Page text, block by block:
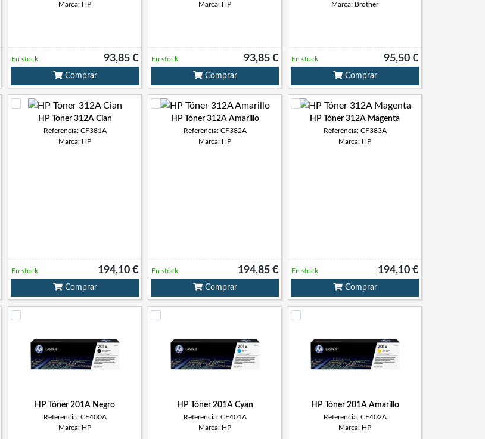
Marca: HP
93,85 €
En stock
Comprar
Marca: HP
93,85 €
En stock
Comprar
Marca: Brother
95,50 €
En stock
Comprar
HP Toner 312A Cian
Referencia: CF381A
Marca: HP
194,10 €
En stock
Comprar
HP Tóner 312A Amarillo
Referencia: CF382A
Marca: HP
194,85 €
En stock
Comprar
HP Tóner 312A Magenta
Referencia: CF383A
Marca: HP
194,10 €
En stock
Comprar
HP Tóner 201A Negro
Referencia: CF400A
Marca: HP
HP Tóner 201A Cyan
Referencia: CF401A
Marca: HP
HP Tóner 201A Amarillo
Referencia: CF402A
Marca: HP